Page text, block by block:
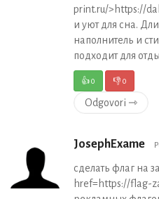
print.ru/>https://
и уют для сна.
наполнитель и
подходит для
👍0 👎0
Odgovori ⇾
JosephExame
сделать флаг на
href=https://flag-